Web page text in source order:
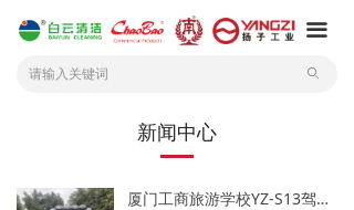
ꄙ
끀
新闻中心
厦门工商旅游学校YZ-S13驾驶式扫地机